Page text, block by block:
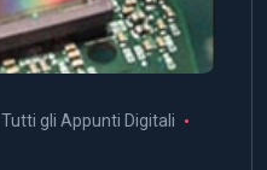
Tutti gli Appunti Digitali